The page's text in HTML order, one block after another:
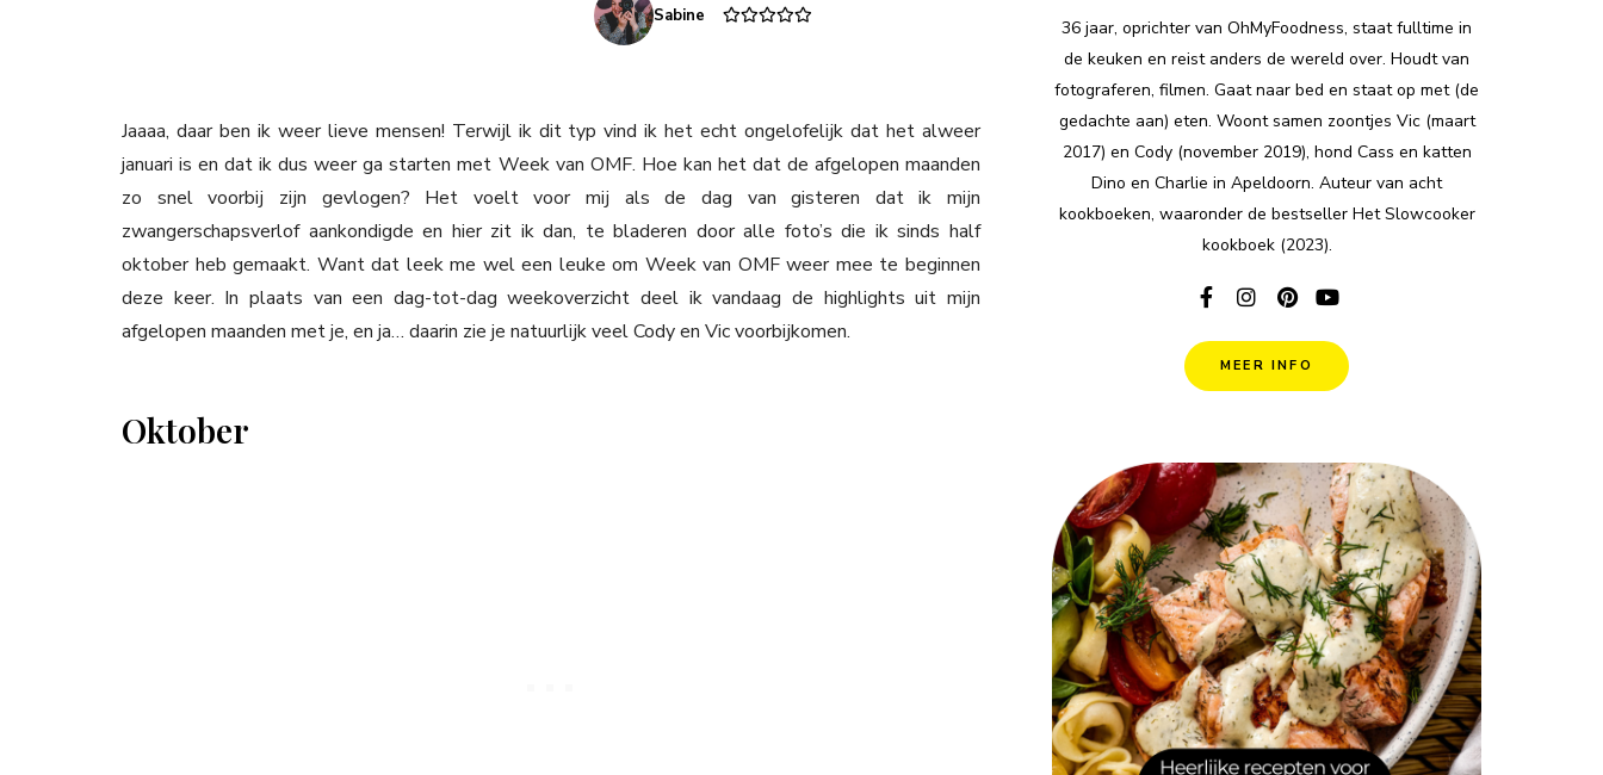
Sabine
Jaaaa, daar ben ik weer lieve mensen! Terwijl ik dit typ vind ik het echt ongelofelijk dat het alweer
januari is en dat ik dus weer ga starten met Week van OMF. Hoe kan het dat de afgelopen maanden
zo snel voorbij zijn gevlogen? Het voelt voor mij als de dag van gisteren dat ik mijn
zwangerschapsverlof aankondigde en hier zit ik dan, te bladeren door alle foto’s die ik sinds half
oktober heb gemaakt. Want dat leek me wel een leuke om Week van OMF weer mee te beginnen
deze keer. In plaats van een dag-tot-dag weekoverzicht deel ik vandaag de highlights uit mijn
afgelopen maanden met je, en ja… daarin zie je natuurlijk veel Cody en Vic voorbijkomen.
Oktober
36 jaar, oprichter van OhMyFoodness, staat fulltime in
de keuken en reist anders de wereld over. Houdt van
fotograferen, filmen. Gaat naar bed en staat op met (de
gedachte aan) eten. Woont samen zoontjes Vic (maart
2017) en Cody (november 2019), hond Cass en katten
Dino en Charlie in Apeldoorn. Auteur van acht
kookboeken, waaronder de bestseller Het Slowcooker
kookboek (2023).
MEER INFO